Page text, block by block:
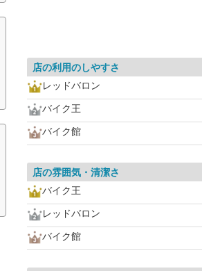
店の利用のしやすさ
レッドバロン
バイク王
バイク館
店の雰囲気・清潔さ
バイク王
レッドバロン
バイク館